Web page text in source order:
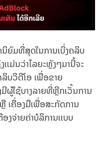
ມທີ່ສຸດໃນການເບິ່ງຄລິບ
ເມ່ນວ່າໄລຍະຫຼັງໆມານີ້ຈະ
ບວິດີໂອ ເພື່ອຂາຍ
ຜູ້ໃຊ້ບາງລາຍທີ່ຫຼີກເວັ້ນການ
ເຄື່ອງມືເພື່ອສະກັດການ
ງຈ່າຍຄ່າບໍລິການເເບບ